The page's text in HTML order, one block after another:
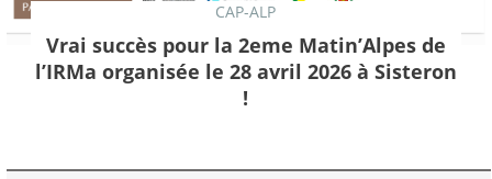
CAP-ALP
Vrai succès pour la 2eme Matin’Alpes de
l’IRMa organisée le 28 avril 2026 à Sisteron
!